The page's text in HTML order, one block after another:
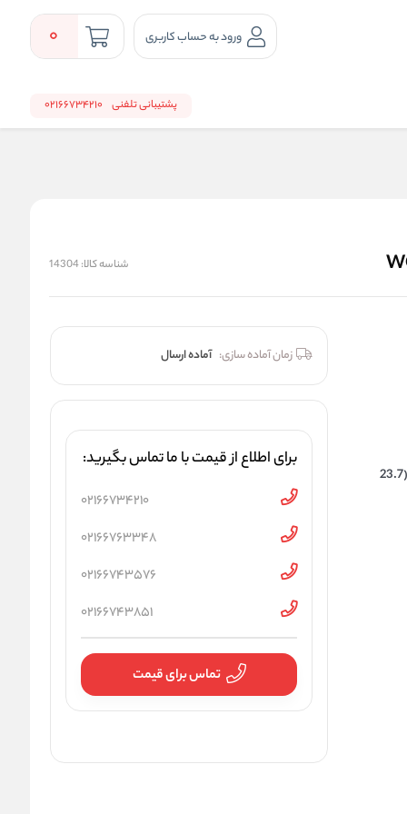
ورود به حساب کاربری 0
پشتیبانی تلفنی 02166734210
شناسه کالا:14304
تاج داخلی : 3/4 اینچ (19 میلی متر) | تاج خارجی : 15/16 اینچ (23.7
زمان آماده سازی: آماده ارسال
برای اطلاع از قیمت با ما تماس بگیرید:
02166734210
02166763348
02166743576
02166743851
تماس برای قیمت